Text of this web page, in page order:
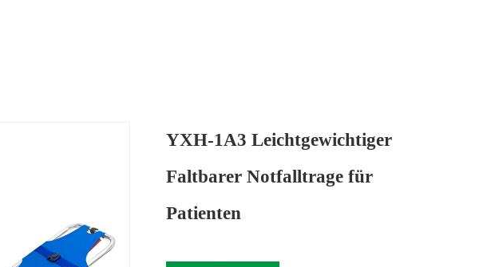
YXH-1A3 Leichtgewichtiger
Faltbarer Notfalltrage für
Patienten